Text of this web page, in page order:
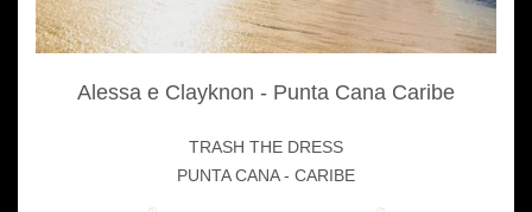
Alessa e Clayknon - Punta Cana Caribe
TRASH THE DRESS
PUNTA CANA - CARIBE